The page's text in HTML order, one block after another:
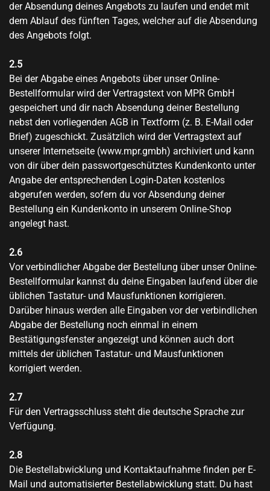
der Absendung deines Angebots zu laufen und endet mit
dem Ablauf des fünften Tages, welcher auf die Absendung
des Angebots folgt.
2.5
Bei der Abgabe eines Angebots über unser Online-
Bestellformular wird der Vertragstext von MPR GmbH
gespeichert und dir nach Absendung deiner Bestellung
nebst den vorliegenden AGB in Textform (z. B. E-Mail oder
Brief) zugeschickt. Zusätzlich wird der Vertragstext auf
unserer Internetseite (www.mpr.gmbh) archiviert und kann
von dir über dein passwortgeschütztes Kundenkonto unter
Angabe der entsprechenden Login-Daten kostenlos
abgerufen werden, sofern du vor Absendung deiner
Bestellung ein Kundenkonto in unserem Online-Shop
angelegt hast.
2.6
Vor verbindlicher Abgabe der Bestellung über unser Online-
Bestellformular kannst du deine Eingaben laufend über die
üblichen Tastatur- und Mausfunktionen korrigieren.
Darüber hinaus werden alle Eingaben vor der verbindlichen
Abgabe der Bestellung noch einmal in einem
Bestätigungsfenster angezeigt und können auch dort
mittels der üblichen Tastatur- und Mausfunktionen
korrigiert werden.
2.7
Für den Vertragsschluss steht die deutsche Sprache zur
Verfügung.
2.8
Die Bestellabwicklung und Kontaktaufnahme finden per E-
Mail und automatisierter Bestellabwicklung statt. Du hast